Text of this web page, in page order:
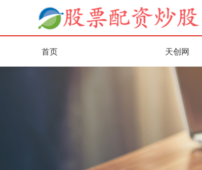
首页 天创网